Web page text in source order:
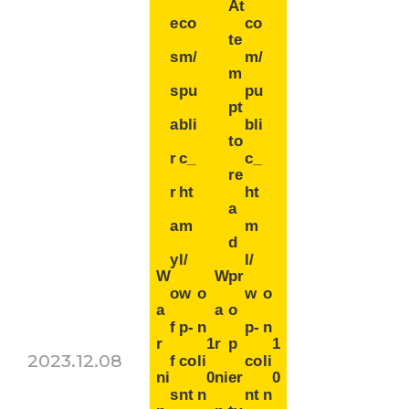
2023.12.08
W
a
r
ni
e
s
s
a
r
r
a
y
o
f
f
s
co
m/
pu
bli
c_
ht
m
l/
w
p-
co
nt
o
n
li
n
1
0
W
a
r
ni
At
te
m
pt
to
re
a
d
pr
o
p
er
co
m/
pu
bli
c_
ht
m
l/
w
p-
co
nt
o
n
li
n
1
0